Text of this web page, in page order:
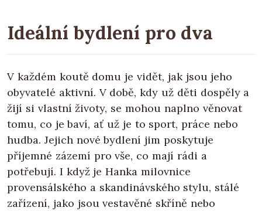
Ideální bydlení pro dva
V každém koutě domu je vidět, jak jsou jeho
obyvatelé aktivní. V době, kdy už děti dospěly a
žijí si vlastní životy, se mohou naplno věnovat
tomu, co je baví, ať už je to sport, práce nebo
hudba. Jejich nové bydlení jim poskytuje
příjemné zázemí pro vše, co mají rádi a
potřebují. I když je Hanka milovnice
provensálského a skandinávského stylu, stálé
zařízení, jako jsou vestavěné skříně nebo